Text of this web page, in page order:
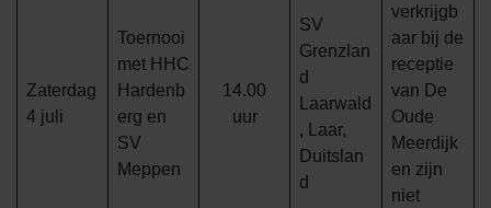
Zaterdag
4 juli
Toernooi
met HHC
Hardenb
erg en
SV
Meppen
14.00
uur
SV
Grenzlan
d
Laarwald
, Laar,
Duitslan
d
verkrijgb
aar bij de
receptie
van De
Oude
Meerdijk
en zijn
niet